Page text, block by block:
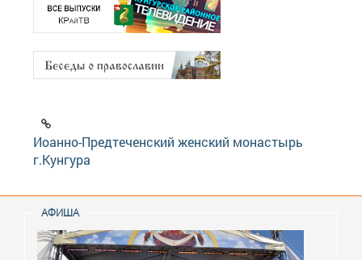
Иоанно-Предтеченский женский монастырь
г.Кунгура
АФИША